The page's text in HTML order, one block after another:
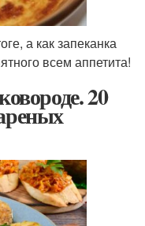
а как запеканка
всем аппетита!
20